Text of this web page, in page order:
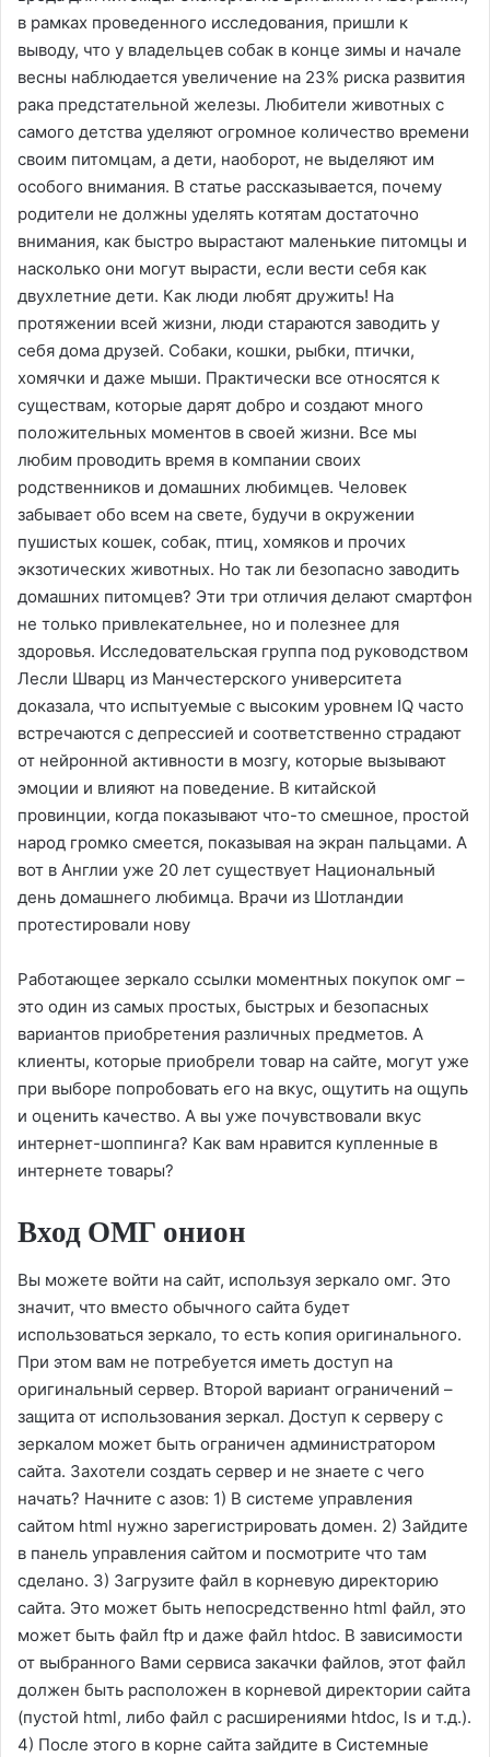
в рамках проведенного исследования, пришли к
выводу, что у владельцев собак в конце зимы и начале
весны наблюдается увеличение на 23% риска развития
рака предстательной железы. Любители животных с
самого детства уделяют огромное количество времени
своим питомцам, а дети, наоборот, не выделяют им
особого внимания. В статье рассказывается, почему
родители не должны уделять котятам достаточно
внимания, как быстро вырастают маленькие питомцы и
насколько они могут вырасти, если вести себя как
двухлетние дети. Как люди любят дружить! На
протяжении всей жизни, люди стараются заводить у
себя дома друзей. Собаки, кошки, рыбки, птички,
хомячки и даже мыши. Практически все относятся к
существам, которые дарят добро и создают много
положительных моментов в своей жизни. Все мы
любим проводить время в компании своих
родственников и домашних любимцев. Человек
забывает обо всем на свете, будучи в окружении
пушистых кошек, собак, птиц, хомяков и прочих
экзотических животных. Но так ли безопасно заводить
домашних питомцев? Эти три отличия делают смартфон
не только привлекательнее, но и полезнее для
здоровья. Исследовательская группа под руководством
Лесли Шварц из Манчестерского университета
доказала, что испытуемые с высоким уровнем IQ часто
встречаются с депрессией и соответственно страдают
от нейронной активности в мозгу, которые вызывают
эмоции и влияют на поведение. В китайской
провинции, когда показывают что-то смешное, простой
народ громко смеется, показывая на экран пальцами. А
вот в Англии уже 20 лет существует Национальный
день домашнего любимца. Врачи из Шотландии
протестировали нову
Работающее зеркало ссылки моментных покупок омг –
это один из самых простых, быстрых и безопасных
вариантов приобретения различных предметов. А
клиенты, которые приобрели товар на сайте, могут уже
при выборе попробовать его на вкус, ощутить на ощупь
и оценить качество. А вы уже почувствовали вкус
интернет-шоппинга? Как вам нравится купленные в
интернете товары?
Вход ОМГ онион
Вы можете войти на сайт, используя зеркало омг. Это
значит, что вместо обычного сайта будет
использоваться зеркало, то есть копия оригинального.
При этом вам не потребуется иметь доступ на
оригинальный сервер. Второй вариант ограничений –
защита от использования зеркал. Доступ к серверу с
зеркалом может быть ограничен администратором
сайта. Захотели создать сервер и не знаете с чего
начать? Начните с азов: 1) В системе управления
сайтом html нужно зарегистрировать домен. 2) Зайдите
в панель управления сайтом и посмотрите что там
сделано. 3) Загрузите файл в корневую директорию
сайта. Это может быть непосредственно html файл, это
может быть файл ftp и даже файл htdoc. В зависимости
от выбранного Вами сервиса закачки файлов, этот файл
должен быть расположен в корневой директории сайта
(пустой html, либо файл с расширениями htdoc, ls и т.д.).
4) После этого в корне сайта зайдите в Системные